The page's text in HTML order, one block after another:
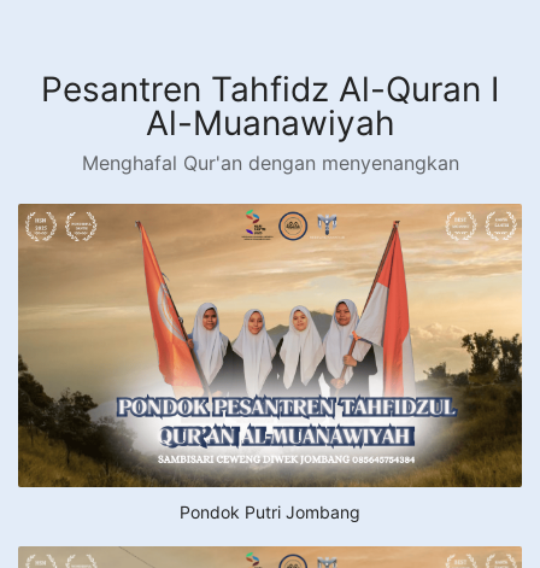
kontenPesantren Tahfidz Al-Quran I
Al-Muanawiyah
Menghafal Qur'an dengan menyenangkan
Pondok Putri Jombang